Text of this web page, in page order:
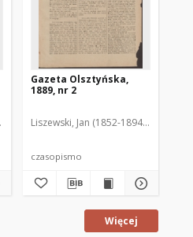
Gazeta Olsztyńska,
1889, nr 2
Liszewski, Jan (1852-1894). Red.
czasopismo
Więcej